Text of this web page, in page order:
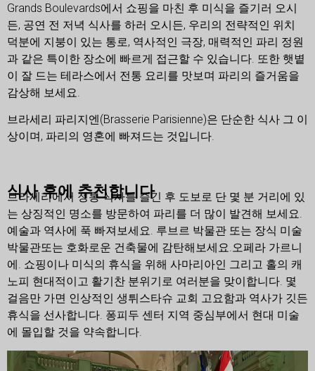
Grands Boulevards에서 쇼핑을 마친 후 미식을 즐기러 오시
든, 공연 전 저녁 식사를 하러 오시든, 우리의 전략적인 위치
덕분에 지붕이 있는 통로, 역사적인 극장, 매력적인 파리 정원
과 같은 특이한 장소에 빠르게 접근할 수 있습니다. 또한 햇볕
이 잘 드는 테라스에서 전통 요리를 맛보며 파리의 즐거움을
감상해 보세요.
브라세리 파리지엔(Brasserie Parisienne)은 단순한 식사 그 이
상이며, 파리의 영혼에 빠져드는 것입니다.
식사 후에 추천합니다
브라세리에서 정통 식사를 즐긴 후 도보로 단 몇 분 거리에 있
는 상징적인 명소를 방문하여 파리를 더 많이 발견해 보세요.
예술과 역사에 푹 빠져보세요. 루브르 박물관 또는 장식 미술
박물관또는 호화로운 건축물에 감탄해보세요. 오페라 가르니
에 . 쇼핑이나 미식의 휴식을 위해 사마리아인 그리고 홀의 캐
노피 현대적이고 활기찬 분위기로 여러분을 맞이합니다. 몇
걸음만 가면 인상적인 생튀스타슈 교회 고요함과 역사가 깃든
휴식을 선사합니다. 퐁피두 센터 지역 중심부에서 현대 미술
에 몰입할 것을 약속합니다.